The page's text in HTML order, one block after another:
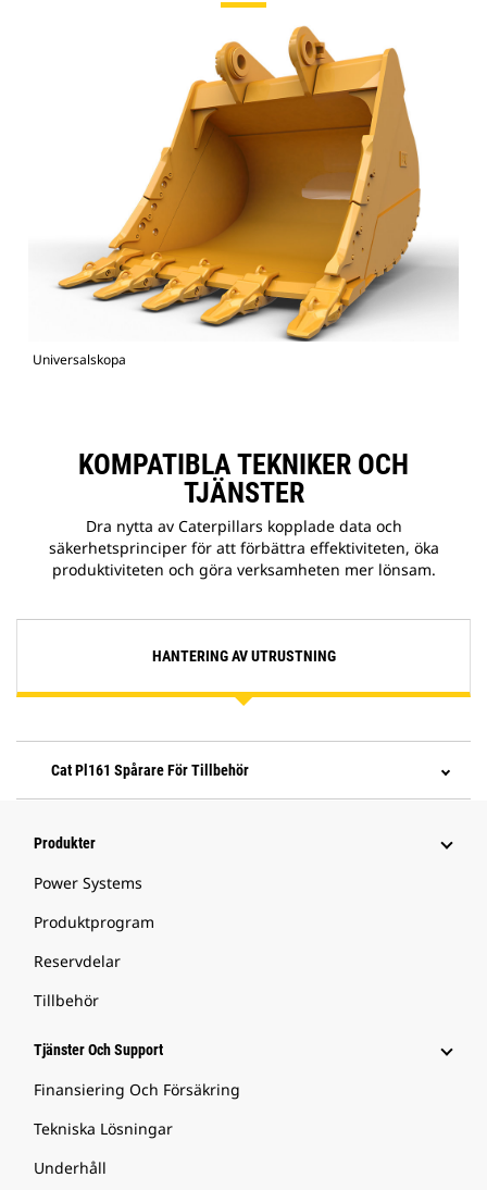
Universalskopa
KOMPATIBLA TEKNIKER OCH
TJÄNSTER
Dra nytta av Caterpillars kopplade data och
säkerhetsprinciper för att förbättra effektiviteten, öka
produktiviteten och göra verksamheten mer lönsam.
HANTERING AV UTRUSTNING
Cat Pl161 Spårare För Tillbehör
Produkter
Power Systems
Produktprogram
Reservdelar
Tillbehör
Tjänster Och Support
Finansiering Och Försäkring
Tekniska Lösningar
Underhåll